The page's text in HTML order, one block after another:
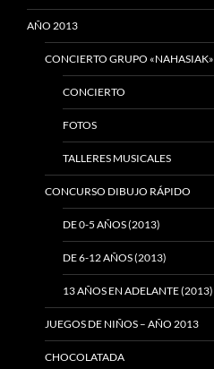
AÑO 2013
CONCIERTO GRUPO «NAHASIAK»
CONCIERTO
FOTOS
TALLERES MUSICALES
CONCURSO DIBUJO RÁPIDO
DE 0-5 AÑOS (2013)
DE 6-12 AÑOS (2013)
13 AÑOS EN ADELANTE (2013)
JUEGOS DE NIÑOS – AÑO 2013
CHOCOLATADA